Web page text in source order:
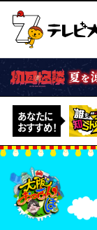
あなたに
おすすめ！